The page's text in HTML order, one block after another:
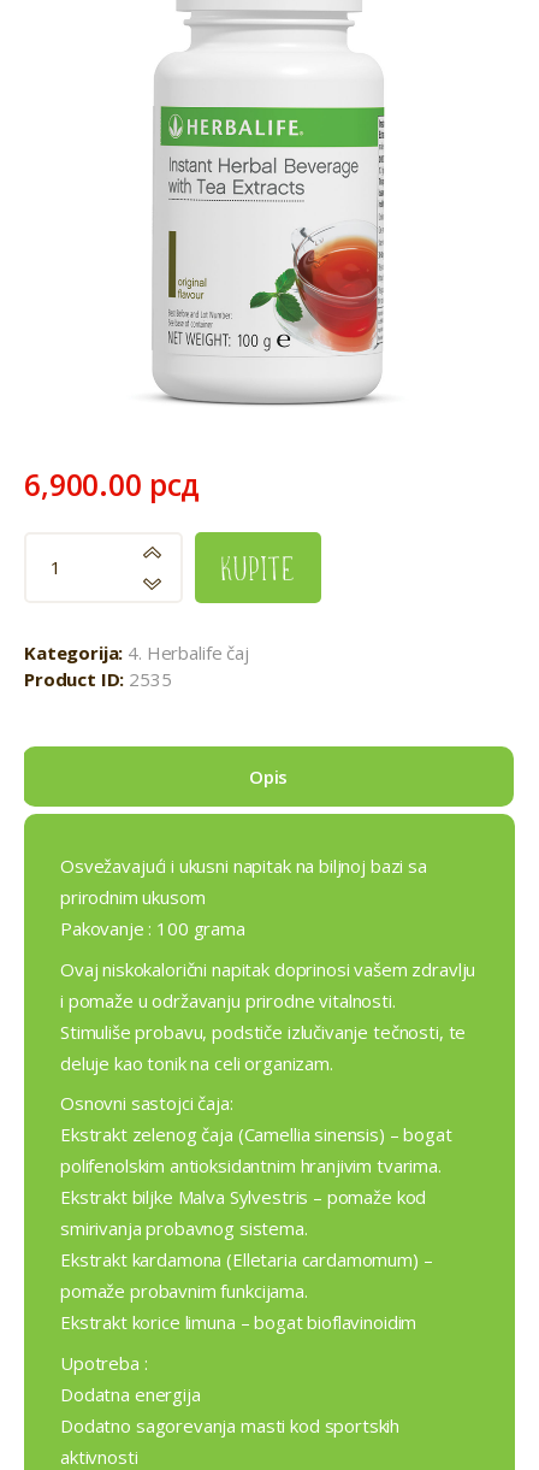
6,900.00 рсд
kupite
Kategorija: 4. Herbalife čaj
Product ID: 2535
Opis
Osvežavajući i ukusni napitak na biljnoj bazi sa
prirodnim ukusom
Pakovanje : 100 grama
Ovaj niskokalorični napitak doprinosi vašem zdravlju
i pomaže u održavanju prirodne vitalnosti.
Stimuliše probavu, podstiče izlučivanje tečnosti, te
deluje kao tonik na celi organizam.
Osnovni sastojci čaja:
Ekstrakt zelenog čaja (Camellia sinensis) – bogat
polifenolskim antioksidantnim hranjivim tvarima.
Ekstrakt biljke Malva Sylvestris – pomaže kod
smirivanja probavnog sistema.
Ekstrakt kardamona (Elletaria cardamomum) –
pomaže probavnim funkcijama.
Ekstrakt korice limuna – bogat bioflavinoidim
Upotreba :
Dodatna energija
Dodatno sagorevanja masti kod sportskih
aktivnosti